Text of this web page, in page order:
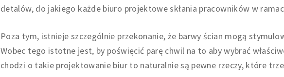
detalów, do jakiego każde biuro projektowe skłania pracowników w
Poza tym, istnieje szczególnie przekonanie, że barwy ścian mogą
Wobec tego istotne jest, by poświęcić parę chwil na to aby wybrać
chodzi o takie projektowanie biur to naturalnie są pewne rzeczy, które